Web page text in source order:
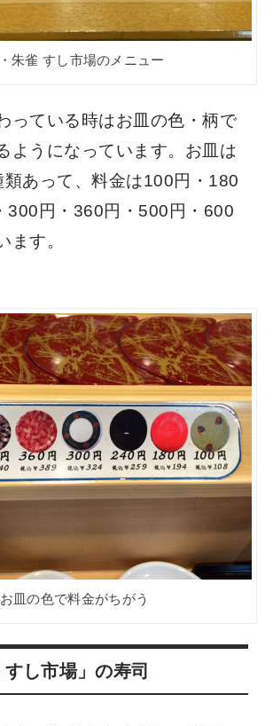
朱雀 すし市場のメニュー
っている時はお皿の色・柄で
ようになっています。お皿は
類あって、料金は100円・180
300円・360円・500円・600
ます。
お皿の色で料金がちがう
すし市場」の寿司